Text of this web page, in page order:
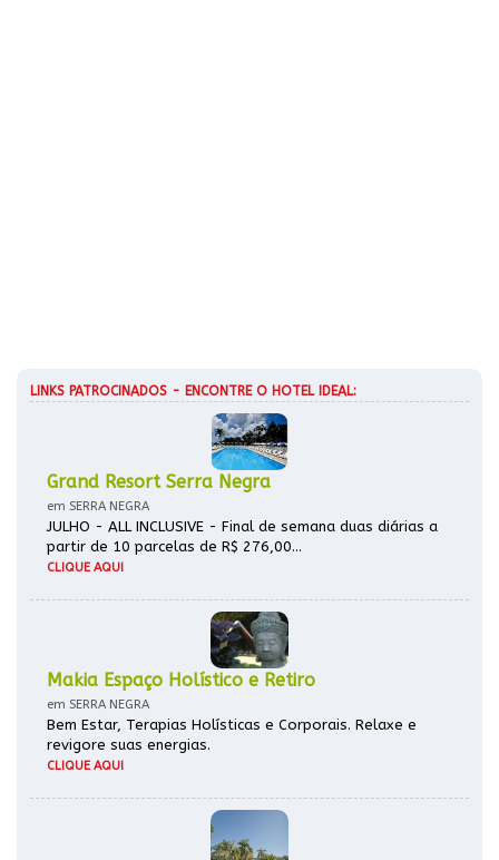
LINKS PATROCINADOS - ENCONTRE O HOTEL IDEAL:
Grand Resort Serra Negra
em SERRA NEGRA
JULHO - ALL INCLUSIVE - Final de semana duas diárias a
partir de 10 parcelas de R$ 276,00...
CLIQUE AQUI
Makia Espaço Holístico e Retiro
em SERRA NEGRA
Bem Estar, Terapias Holísticas e Corporais. Relaxe e
revigore suas energias.
CLIQUE AQUI